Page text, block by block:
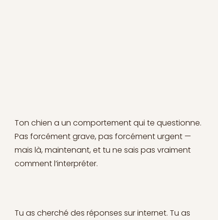
Ton chien a un comportement qui te questionne.
Pas forcément grave, pas forcément urgent —
mais là, maintenant, et tu ne sais pas vraiment
comment l’interpréter.
Tu as cherché des réponses sur internet. Tu as